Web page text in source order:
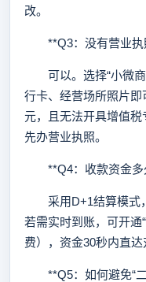
改。
**Q3：没有营业执
可以。选择“小微商
行卡、经营场所照片
元，且无法开具增值
先办营业执照。
**Q4：收款资金多
采用D+1结算模式，
若需实时到账，可开通
费），资金30秒内直达
**Q5：如何避免“二